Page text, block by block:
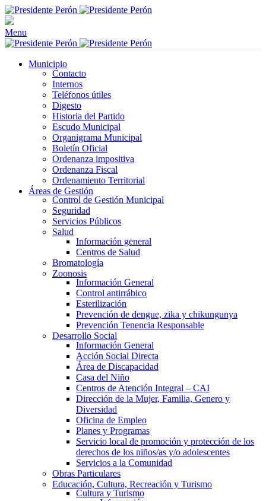
Menu
Municipio
Contacto
Internos
Teléfonos útiles
Digesto
Historia del Partido
Escudo Municipal
Organigrama Municipal
Boletín Oficial
Ordenanza impositiva
Ordenanza Fiscal
Ordenamiento Territorial
Áreas de Gestión
Control de Gestión Municipal
Seguridad
Servicios Públicos
Salud
Información general
Centros de Salud
Bromatología
Zoonosis
Información General
Control antirrábico
Esterilización
Prevención de dengue, zika y chikungunya
Prevención Tenencia Responsable
Desarrollo Social
Información General
Acción Social Directa
Área de Discapacidad
Casa del Niño
Centros de Atención Integral – CAI
Dirección de la Mujer, Familia, Genero y
Diversidad
Oficina de Empleo
Planes y Programas
Servicio local de promoción y protección de los
derechos de los niños/as y/o adolescentes
Servicios a la Comunidad
Obras Particulares
Educación, Cultura, Recreación y Turismo
Cultura y Turismo